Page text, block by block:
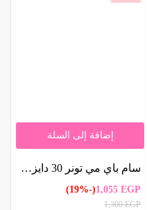
إضافة إلى السلة
سام باي مي تونر 30 دايز ميراكل بأحماض ألفا هيدروكسي وبوتيل هيدروكسي وبولي هيدروكسي 150مل | Some by Mi 30 Days Miracle Toner with AHA, BHA, and PHA – 150ml
1,055 EGP
(-19%)
1,300EGP